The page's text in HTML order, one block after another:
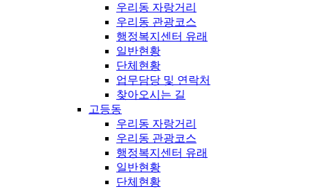
우리동 자랑거리
우리동 관광코스
행정복지센터 유래
일반현황
단체현황
업무담당 및 연락처
찾아오시는 길
고등동
우리동 자랑거리
우리동 관광코스
행정복지센터 유래
일반현황
단체현황